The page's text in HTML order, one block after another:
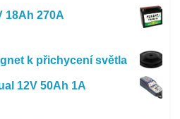
18Ah 270A
k přichycení světla
12V 50Ah 1A